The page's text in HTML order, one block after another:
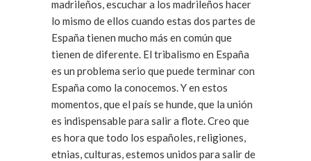
madrileños, escuchar a los madrileños hacer
lo mismo de ellos cuando estas dos partes de
España tienen mucho más en común que
tienen de diferente. El tribalismo en España
es un problema serio que puede terminar con
España como la conocemos. Y en estos
momentos, que el país se hunde, que la unión
es indispensable para salir a flote. Creo que
es hora que todo los españoles, religiones,
etnias, culturas, estemos unidos para salir de